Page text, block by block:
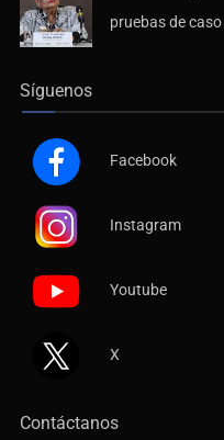
pruebas de
Síguenos
Facebook
Instagram
Youtube
X
Contáctanos